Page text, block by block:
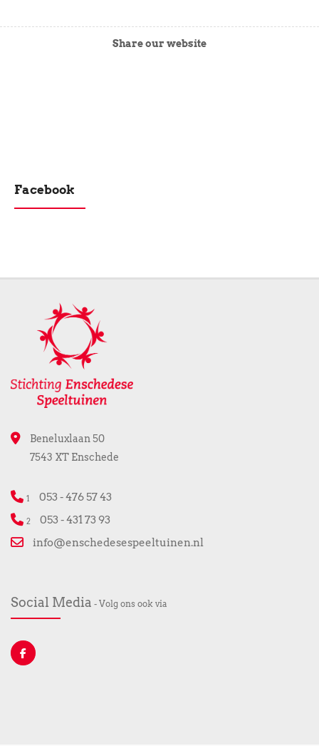
Share our website
Facebook
Beneluxlaan 50
7543 XT Enschede
1 053 - 476 57 43
2
053 - 431 73 93
info@enschedesespeeltuinen.nl
Social Media - Volg ons ook via